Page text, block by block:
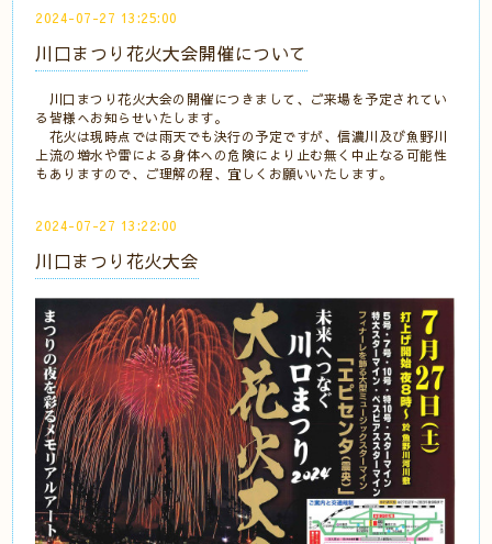
2024-07-27 13:25:00
川口まつり花火大会開催について
川口まつり花火大会の開催につきまして、ご来場を予定されてい
る皆様へお知らせいたします。
花火は現時点では雨天でも決行の予定ですが、信濃川及び魚野川
上流の増水や雷による身体への危険により止む無く中止なる可能性
もありますので、ご理解の程、宜しくお願いいたします。
2024-07-27 13:22:00
川口まつり花火大会